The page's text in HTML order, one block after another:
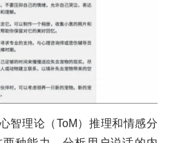
智理论（ToM）推理和情感分